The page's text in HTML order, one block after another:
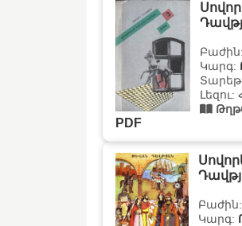
Կարգ:
Լեզու:
PDF
Կարգ: